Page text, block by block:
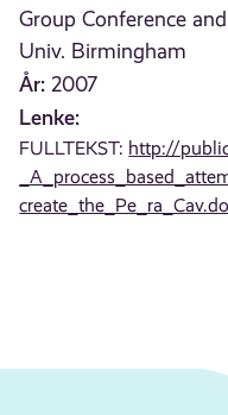
Group Conference
Univ. Birmingham
År: 2007
Lenke:
FULLTEKST: http://